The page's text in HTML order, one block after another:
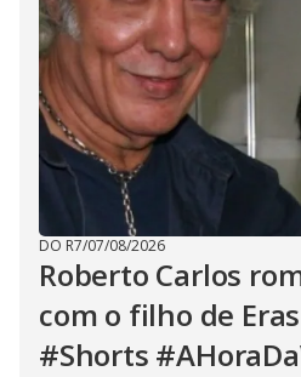
DO R7/07/08/2026
Roberto Carlos
com o filho de
#Shorts